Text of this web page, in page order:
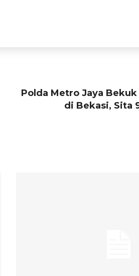
Polda Metro Jaya
di Bekasi, Sita